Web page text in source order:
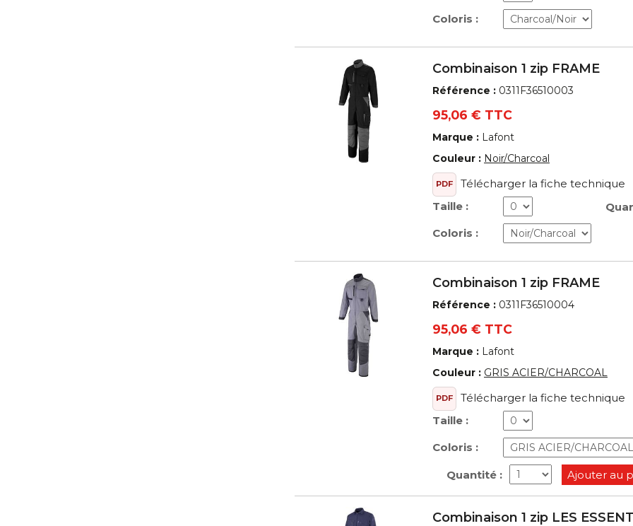
Coloris :
Combinaison 1 zip FRAME
Référence : 0311F36510003
95,06 € TTC
Marque : Lafont
Couleur : Noir/Charcoal
PDF
Télécharger la fiche technique
Taille :
Coloris :
Combinaison 1 zip FRAME
Référence : 0311F36510004
95,06 € TTC
Marque : Lafont
Couleur : GRIS ACIER/CHARCOAL
PDF
Télécharger la fiche technique
Taille :
Coloris :
Quantité : Ajouter au
Combinaison 1 zip LES